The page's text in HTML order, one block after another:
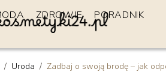
ZDROWIE PORADNIK
/ Uroda / Zadbaj o swoją brodę – jak